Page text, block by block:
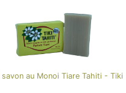
savon au Monoi Tiare Tahiti - Tiki